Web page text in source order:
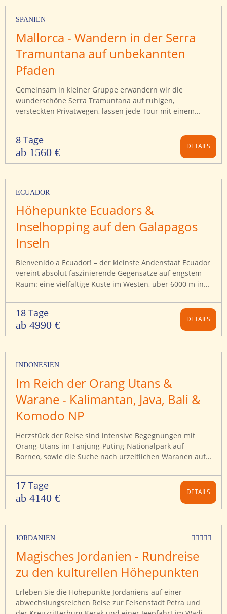
SPANIEN
Mallorca - Wandern in der Serra
Tramuntana auf unbekannten
Pfaden
Gemeinsam in kleiner Gruppe erwandern wir die
wunderschöne Serra Tramuntana auf ruhigen,
versteckten Privatwegen, lassen jede Tour mit einem
eine Wanderung mit einer privaten Bootsfahrt entlang
der Küste enden.
8 Tage
ab 1560 € DETAILS
ECUADOR
Höhepunkte Ecuadors &
Inselhopping auf den Galapagos
Inseln
Bienvenido a Ecuador! – der kleinste Andenstaat Ecuador
vereint absolut faszinierende Gegensätze auf engstem
Raum: eine vielfältige Küste im Westen, über 6000 m in
dampfender Regenwald im Amazonastiefland.
18 Tage
ab 4990 € DETAILS
INDONESIEN
Im Reich der Orang Utans &
Warane - Kalimantan, Java, Bali &
Komodo NP
Herzstück der Reise sind intensive Begegnungen mit
Orang-Utans im Tanjung-Puting-Nationalpark auf
Borneo, sowie die Suche nach urzeitlichen Waranen auf
Bootsfahrten durch diese beiden Reservate bieten neben
unvergesslichen Erinnerungen zugleich Abenteuer und
Entspannung.
17 Tage
ab 4140 € DETAILS
JORDANIEN
Magisches Jordanien - Rundreise
zu den kulturellen Höhepunkten
Erleben Sie die Höhepunkte Jordaniens auf einer
abwechslungsreichen Reise zur Felsenstadt Petra und